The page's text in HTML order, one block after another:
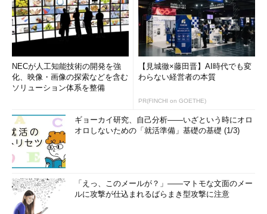
NECが人工知能技術の開発を強
化、映像・画像の探索などを含む
ソリューション体系を整備
【見城徹×藤田晋】AI時代でも変
わらない経営者の本質
PR(FINCHI on GOETHE)
ギョーカイ研究、自己分析――いざという時にオロ
オロしないための「就活準備」基礎の基礎 (1/3)
「えっ、このメールが？」――マトモな文面のメー
ルに攻撃が仕込まれるばらまき型攻撃に注意